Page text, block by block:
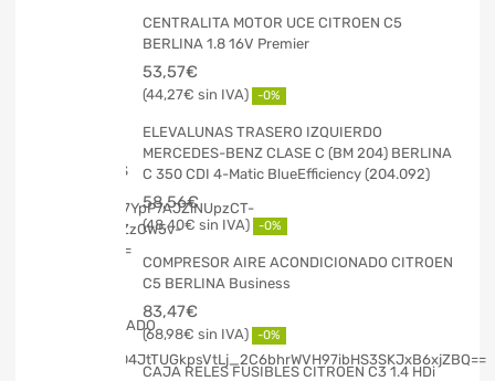
CENTRALITA MOTOR UCE CITROEN C5
BERLINA 1.8 16V Premier
53,57€
44,27€ -0%
ELEVALUNAS TRASERO IZQUIERDO
MERCEDES-BENZ CLASE C (BM 204) BERLINA
C 350 CDI 4-Matic BlueEfficiency (204.092)
58,56€
48,40€ -0%
COMPRESOR AIRE ACONDICIONADO CITROEN
C5 BERLINA Business
83,47€
68,98€ -0%
CAJA RELES FUSIBLES CITROEN C3 1.4 HDi